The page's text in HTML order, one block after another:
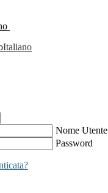
Italiano
Nome Utente
Password